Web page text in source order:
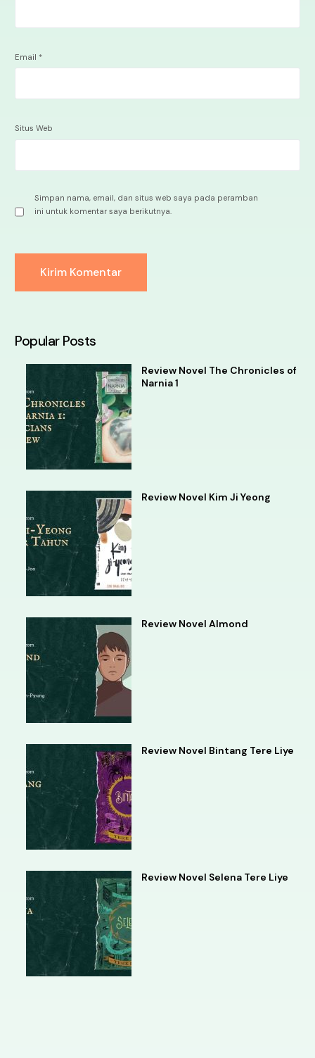
Email *
Situs Web
Simpan nama, email, dan situs web saya pada peramban
ini untuk komentar saya berikutnya.
Popular Posts
Review Novel The Chronicles of
Narnia 1
Review Novel Kim Ji Yeong
Review Novel Almond
Review Novel Bintang Tere Liye
Review Novel Selena Tere Liye